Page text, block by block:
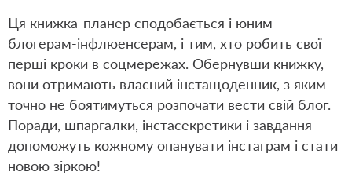
Ця книжка-планер сподобається і юним
блогерам-інфлюенсерам, і тим, хто робить свої
перші кроки в соцмережах. Обернувши книжку,
вони отримають власний інстащоденник, з яким
точно не боятимуться розпочати вести свій блог.
Поради, шпаргалки, інстасекретики і завдання
допоможуть кожному опанувати інстаграм і стати
новою зіркою!